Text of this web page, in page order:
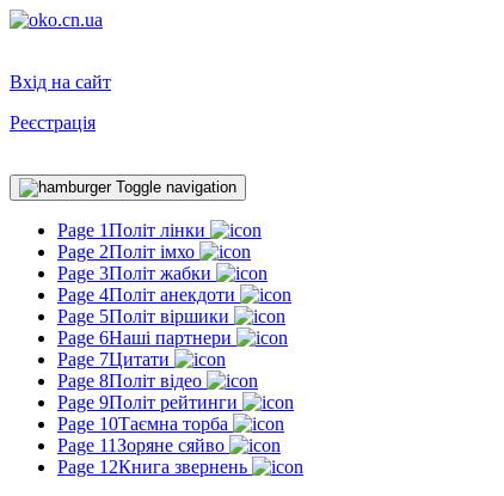
Вхід на сайт
Реєстрація
Toggle navigation
Page 1Політ лінки
Page 2Політ імхо
Page 3Політ жабки
Page 4Політ анекдоти
Page 5Політ віршики
Page 6Наші партнери
Page 7Цитати
Page 8Політ відео
Page 9Політ рейтинги
Page 10Таємна торба
Page 11Зоряне сяйво
Page 12Книга звернень